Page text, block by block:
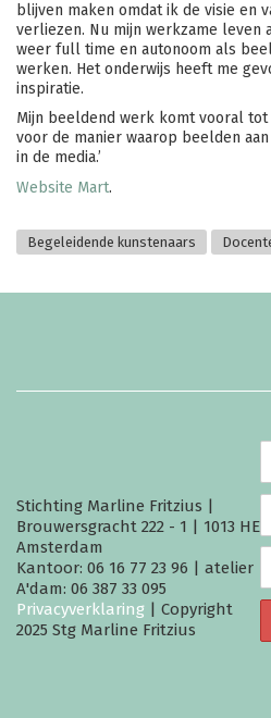
blijven maken omdat ik de visie en
verliezen. Nu mijn werkzame leven
weer full time en autonoom als
werken. Het onderwijs heeft me
inspiratie.
Mijn beeldend werk komt vooral tot
voor de manier waarop beelden
in de media.’
Website Mart.
Begeleidende kunstenaars
Stichting Marline Fritzius |
Brouwersgracht 222 - 1 | 1013 HE
Amsterdam
Kantoor: 06 16 77 23 96 | atelier
A'dam: 06 387 33 095
Privacyverklaring | Copyright
2025 Stg Marline Fritzius